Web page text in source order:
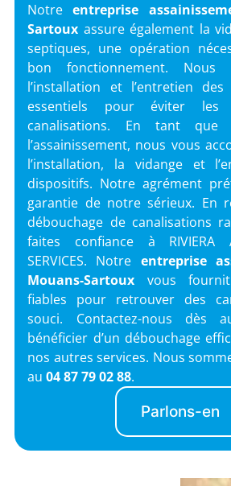
Notreentreprise
Sartoux assure également la
septiques, une opération
bon fonctionnement. Nous
l’installation et l’entretien
essentiels pour éviter les
canalisations. En tant que
l’assainissement, nous vous
l’installation, la vidange et
dispositifs. Notre agrément
garantie de notre sérieux. En
débouchage de canalisations
faites confiance à RIVIERA
SERVICES. Notre entreprise
Mouans-Sartoux vous
fiables pour retrouver des
souci. Contactez-nous dès
bénéficier d’un débouchage
nos autres services. Nous
au04 87 79 02 88.
Parlons-en